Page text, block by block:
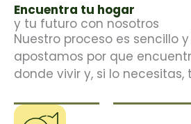
Encuentra tu hogar
y tu futuro con nosotros
Nuestro proceso es sencillo
apostamos por que
donde vivir y, si lo necesitas,